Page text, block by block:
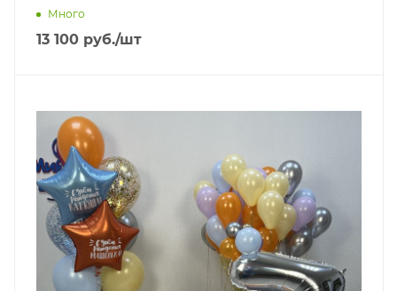
Много
13 100 руб./шт